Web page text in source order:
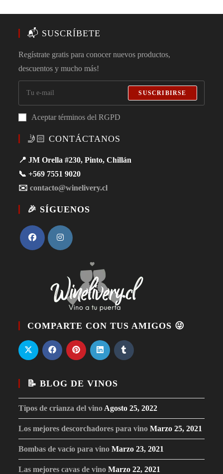
📬 SUSCRÍBETE
Regístrate gratis para conocer nuevos productos,
descuentos y mucho más!
SUSCRIBIRSE
Aceptar términos del RGPD
🤳🏻 CONTÁCTANOS
📍 JM Orella #230, Pinto, Chillán
📞 +569 7551 9020
✉️contacto@winelivery.cl
🎉 SÍGUENOS
COMPARTE CON TUS AMIGOS 😜
📝 BLOG DE VINOS
Tipos de crianza del vino Agosto 25, 2022
Los mejores descorchadores para vino Marzo 25, 2021
Bombas de vacío para vino Marzo 23, 2021
Las mejores cavas de vino Marzo 22, 2021